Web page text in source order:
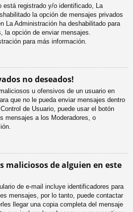
está registrado y/o identificado, La
la opción de mensajes privados
La Administración ha deshabilitado para
la opción de enviar mensajes.
para más información.
no deseados!
u ofensivos de un usuario en
que no le pueda enviar mensajes dentro
de Usuario, puede usar el botón
mensajes a los Moderadores, o
maliciosos de alguien en este
de e-mail incluye identificadores para
mensajes, por lo tanto, puede contactar
llegar una copia completa del mensaje